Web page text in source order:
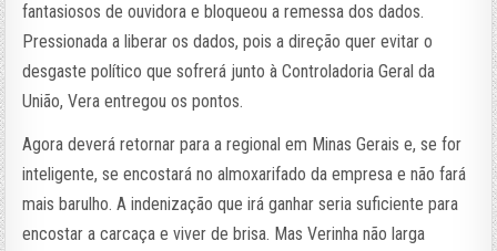
fantasiosos de ouvidora e bloqueou a remessa dos dados.
Pressionada a liberar os dados, pois a direção quer evitar o
desgaste político que sofrerá junto à Controladoria Geral da
União, Vera entregou os pontos.
Agora deverá retornar para a regional em Minas Gerais e, se for
inteligente, se encostará no almoxarifado da empresa e não fará
mais barulho. A indenização que irá ganhar seria suficiente para
encostar a carcaça e viver de brisa. Mas Verinha não larga